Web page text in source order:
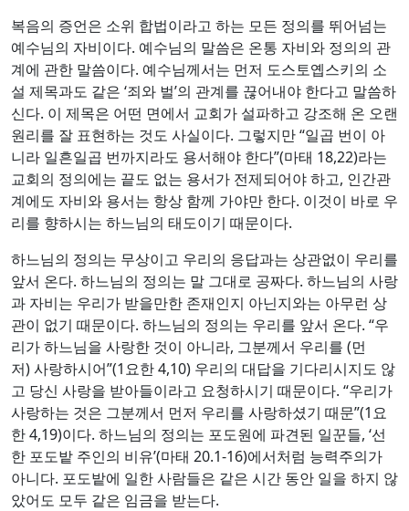
복음의 증언은 소위 합법이라고 하는 모든 정의를 뛰어넘는
예수님의 자비이다. 예수님의 말씀은 온통 자비와 정의의 관
계에 관한 말씀이다. 예수님께서는 먼저 도스토옙스키의 소
설 제목과도 같은 ‘죄와 벌’의 관계를 끊어내야 한다고 말씀하
신다. 이 제목은 어떤 면에서 교회가 설파하고 강조해 온 오랜
원리를 잘 표현하는 것도 사실이다. 그렇지만 “일곱 번이 아
니라 일흔일곱 번까지라도 용서해야 한다”(마태 18,22)라는
교회의 정의에는 끝도 없는 용서가 전제되어야 하고, 인간관
계에도 자비와 용서는 항상 함께 가야만 한다. 이것이 바로 우
리를 향하시는 하느님의 태도이기 때문이다.
하느님의 정의는 무상이고 우리의 응답과는 상관없이 우리를
앞서 온다. 하느님의 정의는 말 그대로 공짜다. 하느님의 사랑
과 자비는 우리가 받을만한 존재인지 아닌지와는 아무런 상
관이 없기 때문이다. 하느님의 정의는 우리를 앞서 온다. “우
리가 하느님을 사랑한 것이 아니라, 그분께서 우리를 (먼
저) 사랑하시어”(1요한 4,10) 우리의 대답을 기다리시지도 않
고 당신 사랑을 받아들이라고 요청하시기 때문이다. “우리가
사랑하는 것은 그분께서 먼저 우리를 사랑하셨기 때문”(1요
한 4,19)이다. 하느님의 정의는 포도원에 파견된 일꾼들, ‘선
한 포도밭 주인의 비유’(마태 20.1-16)에서처럼 능력주의가
아니다. 포도밭에 일한 사람들은 같은 시간 동안 일을 하지 않
았어도 모두 같은 임금을 받는다.